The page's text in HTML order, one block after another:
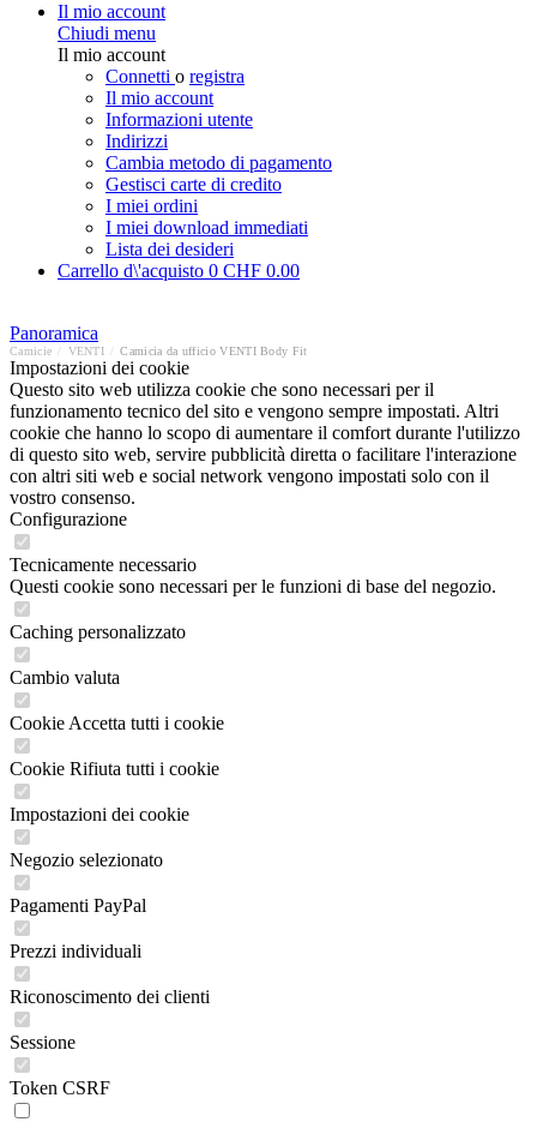
Il mio account
Chiudi menu
Il mio account
Connetti o registra
Il mio account
Informazioni utente
Indirizzi
Cambia metodo di pagamento
Gestisci carte di credito
I miei ordini
I miei download immediati
Lista dei desideri
Carrello d\'acquisto 0 CHF 0.00
Panoramica
Camicie VENTI Camicia da ufficio VENTI Body Fit
Impostazioni dei cookie
Questo sito web utilizza cookie che sono necessari per il
funzionamento tecnico del sito e vengono sempre impostati. Altri
cookie che hanno lo scopo di aumentare il comfort durante l'utilizzo
di questo sito web, servire pubblicità diretta o facilitare l'interazione
con altri siti web e social network vengono impostati solo con il
vostro consenso.
Configurazione
Tecnicamente necessario
Questi cookie sono necessari per le funzioni di base del negozio.
Caching personalizzato
Cambio valuta
Cookie Accetta tutti i cookie
Cookie Rifiuta tutti i cookie
Impostazioni dei cookie
Negozio selezionato
Pagamenti PayPal
Prezzi individuali
Riconoscimento dei clienti
Sessione
Token CSRF